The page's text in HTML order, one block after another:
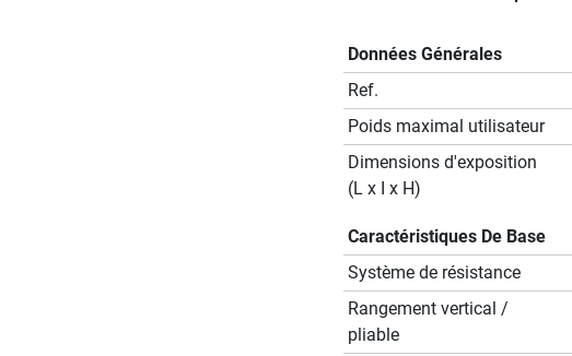
Données Générales
Ref.
Poids maximal utilisateur
Dimensions d'exposition
(L x I x H)
Caractéristiques De Base
Système de résistance
Rangement vertical /
pliable